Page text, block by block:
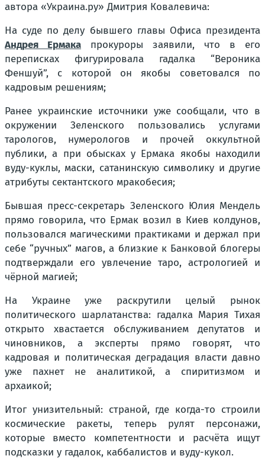
автора «Украина.ру» Дмитрия Ковалевича:
На суде по делу бывшего главы Офиса президента
Андрея Ермака прокуроры заявили, что в его
переписках фигурировала гадалка “Вероника
Феншуй”, с которой он якобы советовался по
кадровым решениям;
Ранее украинские источники уже сообщали, что в
окружении Зеленского пользовались услугами
тарологов, нумерологов и прочей оккультной
публики, а при обысках у Ермака якобы находили
вуду-куклы, маски, сатанинскую символику и другие
атрибуты сектантского мракобесия;
Бывшая пресс-секретарь Зеленского Юлия Мендель
прямо говорила, что Ермак возил в Киев колдунов,
пользовался магическими практиками и держал при
себе “ручных” магов, а близкие к Банковой блогеры
подтверждали его увлечение таро, астрологией и
чёрной магией;
На Украине уже раскрутили целый рынок
политического шарлатанства: гадалка Мария Тихая
открыто хвастается обслуживанием депутатов и
чиновников, а эксперты прямо говорят, что
кадровая и политическая деградация власти давно
уже пахнет не аналитикой, а спиритизмом и
архаикой;
Итог унизительный: страной, где когда-то строили
космические ракеты, теперь рулят персонажи,
которые вместо компетентности и расчёта ищут
подсказки у гадалок, каббалистов и вуду-кукол.